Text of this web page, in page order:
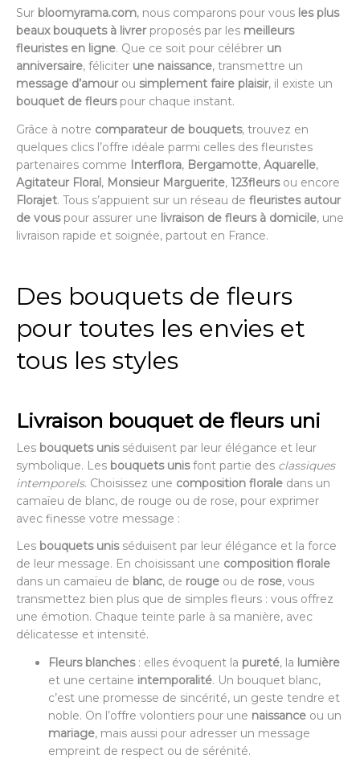
Sur bloomyrama.com, nous comparons pour vous les plus
beaux bouquets à livrerproposés par les meilleurs
fleuristes en ligne. Que ce soit pour célébrer un
anniversaire, féliciter une naissance, transmettre un
message d’amourou simplement faire plaisir, il existe un
bouquet de fleurspour chaque instant.
Grâce à notre comparateur de bouquets, trouvez en
quelques clics l’offre idéale parmi celles des fleuristes
partenaires comme Interflora, Bergamotte, Aquarelle,
Agitateur Floral, Monsieur Marguerite, 123fleursou encore
Florajet. Tous s’appuient sur un réseau de fleuristes autour
de vouspour assurer une livraison de fleurs à domicile, une
livraison rapide et soignée, partout en France.
Des bouquets de fleurs
pour toutes les envies et
tous les styles
Livraison bouquet de fleurs uni
Les bouquets unisséduisent par leur élégance et leur
symbolique. Les bouquets unisfont partie des classiques
intemporels. Choisissez une composition florale dans un
camaïeu de blanc, de rouge ou de rose, pour exprimer
avec finesse votre message :
Les bouquets unisséduisent par leur élégance et la force
de leur message. En choisissant une composition florale
dans un camaïeu de blanc, de rouge ou de rose, vous
transmettez bien plus que de simples fleurs : vous offrez
une émotion. Chaque teinte parle à sa manière, avec
délicatesse et intensité.
Fleurs blanches: elles évoquent la pureté, la lumière
et une certaine intemporalité. Un bouquet blanc,
c’est une promesse de sincérité, un geste tendre et
noble. On l’offre volontiers pour une naissance ou un
mariage, mais aussi pour adresser un message
empreint de respect ou de sérénité.